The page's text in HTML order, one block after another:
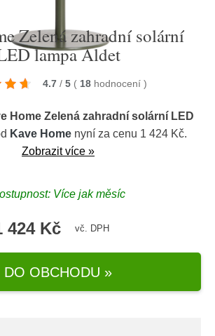
Zelená zahradní solární
lampa Aldet
4.7 / 5 ( 18 hodnocení )
Home Zelená zahradní solární LED
Kave Home nyní za cenu 1 424 Kč.
Zobrazit více »
Více jak měsíc
424 Kč vč. DPH
DO OBCHODU »